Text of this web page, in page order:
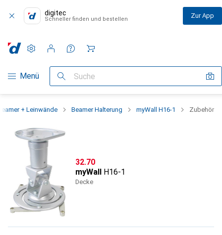
digitec
Schneller finden und bestellen Zur App
Navigation nach Kategorien
Menü Suche
Einstellungen
Kundenkonto
Vergleichslisten
Merklisten
Warenkorb
+ Leinwände Beamer Halterung myWall H16-1 Zubehör
CHF
32.70
myWall H16-1
Decke